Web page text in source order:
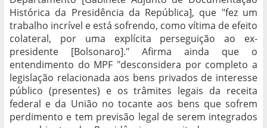
Histórica da Presidência da República], que "fez um
trabalho incrível e está sofrendo, como vítima de efeito
colateral, por uma explícita perseguição ao ex-
presidente [Bolsonaro]." Afirma ainda que o
entendimento do MPF "desconsidera por completo a
legislação relacionada aos bens privados de interesse
público (presentes) e os trâmites legais da receita
federal e da União no tocante aos bens que sofrem
perdimento e tem previsão legal de serem integrados